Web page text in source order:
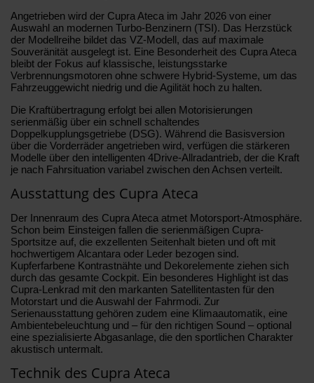
Angetrieben wird der Cupra Ateca im Jahr 2026 von einer
Auswahl an modernen Turbo-Benzinern (TSI). Das Herzstück
der Modellreihe bildet das VZ-Modell, das auf maximale
Souveränität ausgelegt ist. Eine Besonderheit des Cupra Ateca
bleibt der Fokus auf klassische, leistungsstarke
Verbrennungsmotoren ohne schwere Hybrid-Systeme, um das
Fahrzeuggewicht niedrig und die Agilität hoch zu halten.
Die Kraftübertragung erfolgt bei allen Motorisierungen
serienmäßig über ein schnell schaltendes
Doppelkupplungsgetriebe (DSG). Während die Basisversion
über die Vorderräder angetrieben wird, verfügen die stärkeren
Modelle über den intelligenten 4Drive-Allradantrieb, der die Kraft
je nach Fahrsituation variabel zwischen den Achsen verteilt.
Ausstattung des Cupra Ateca
Der Innenraum des Cupra Ateca atmet Motorsport-Atmosphäre.
Schon beim Einsteigen fallen die serienmäßigen Cupra-
Sportsitze auf, die exzellenten Seitenhalt bieten und oft mit
hochwertigem Alcantara oder Leder bezogen sind.
Kupferfarbene Kontrastnähte und Dekorelemente ziehen sich
durch das gesamte Cockpit. Ein besonderes Highlight ist das
Cupra-Lenkrad mit den markanten Satellitentasten für den
Motorstart und die Auswahl der Fahrmodi. Zur
Serienausstattung gehören zudem eine Klimaautomatik, eine
Ambientebeleuchtung und – für den richtigen Sound – optional
eine spezialisierte Abgasanlage, die den sportlichen Charakter
akustisch untermalt.
Technik des Cupra Ateca